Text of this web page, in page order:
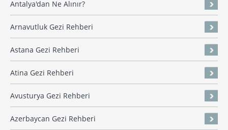
Antalya'dan Ne Alınır?
Arnavutluk Gezi Rehberi
Astana Gezi Rehberi
Atina Gezi Rehberi
Avusturya Gezi Rehberi
Azerbaycan Gezi Rehberi